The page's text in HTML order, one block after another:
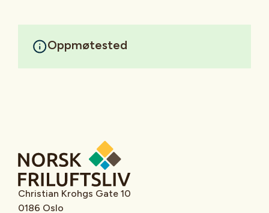
Oppmøtested
Christian Krohgs Gate 10
0186 Oslo